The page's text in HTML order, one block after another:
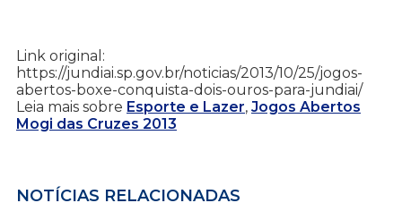
Link original:
https://jundiai.sp.gov.br/noticias/2013/10/25/jogos-
abertos-boxe-conquista-dois-ouros-para-jundiai/
Leia mais sobre Esporte e Lazer, Jogos Abertos
Mogi das Cruzes 2013
NOTÍCIAS RELACIONADAS